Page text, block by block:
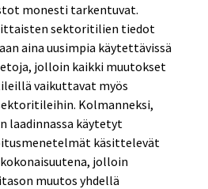
monesti tarkentuvat.
sektoritilien tiedot
aina uusimpia käytettävissä
jolloin kaikki muutokset
vaikuttavat myös
Kolmanneksi,
laadinnassa käytetyt
käsittelevät
jolloin
muutos yhdellä